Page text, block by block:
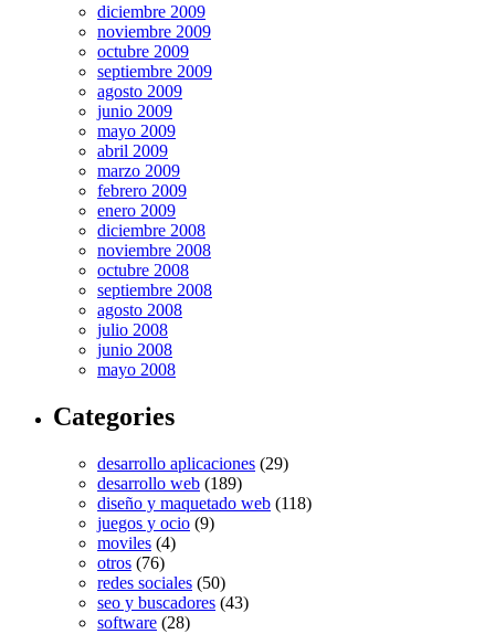
diciembre 2009
noviembre 2009
octubre 2009
septiembre 2009
agosto 2009
junio 2009
mayo 2009
abril 2009
marzo 2009
febrero 2009
enero 2009
diciembre 2008
noviembre 2008
octubre 2008
septiembre 2008
agosto 2008
julio 2008
junio 2008
mayo 2008
Categories
desarrollo aplicaciones (29)
desarrollo web (189)
diseño y maquetado web (118)
juegos y ocio (9)
moviles (4)
otros (76)
redes sociales (50)
seo y buscadores (43)
software (28)